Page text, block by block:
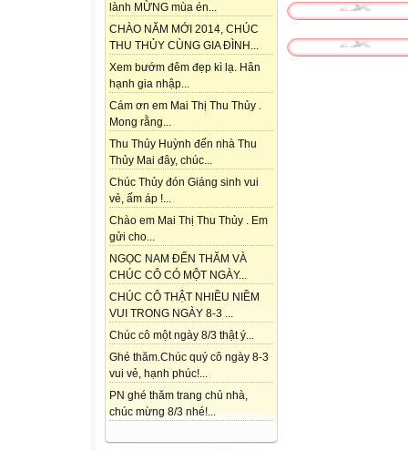
lành MỪNG mùa én...
CHÀO NĂM MỚI 2014, CHÚC
THU THỦY CÙNG GIA ĐÌNH...
Xem bướm đêm đẹp kì lạ. Hân
hạnh gia nhập...
Cám ơn em Mai Thị Thu Thủy .
Mong rằng...
Thu Thủy Huỳnh đến nhà Thu
Thủy Mai đây, chúc...
Chúc Thủy đón Giáng sinh vui
vẻ, ấm áp !...
Chào em Mai Thị Thu Thủy . Em
gửi cho...
NGỌC NAM ĐẾN THĂM VÀ
CHÚC CÔ CÓ MỘT NGÀY...
CHÚC CÔ THẬT NHIỀU NIỀM
VUI TRONG NGÀY 8-3 ...
Chúc cô một ngày 8/3 thật ý...
Ghé thăm.Chúc quý cô ngày 8-3
vui vẻ, hạnh phúc!...
PN ghé thăm trang chủ nhà,
chúc mừng 8/3 nhé!...